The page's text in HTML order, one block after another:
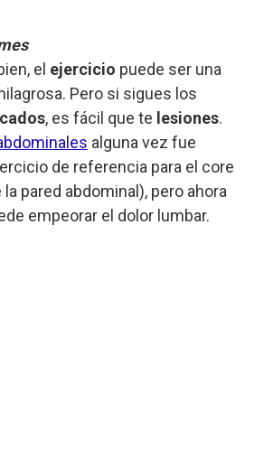
el ejercicio puede ser una
Pero si sigues los
, es fácil que te lesiones.
alguna vez fue
de referencia para el core
pared abdominal), pero ahora
empeorar el dolor lumbar.